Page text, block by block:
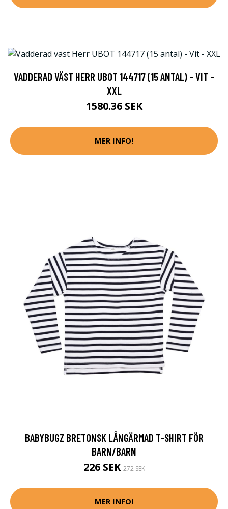
VADDERAD VÄST HERR UBOT 144717 (15 ANTAL) - VIT -
XXL
1580.36 SEK
MER INFO!
BABYBUGZ BRETONSK LÅNGÄRMAD T-SHIRT FÖR
BARN/BARN
226 SEK272 SEK
MER INFO!